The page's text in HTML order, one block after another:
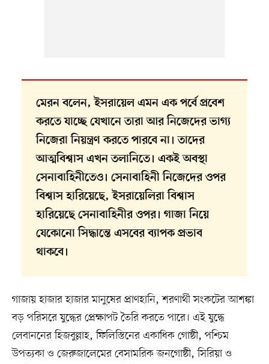
মেরন বলেন, ইসরায়েল এমন এক পর্বে প্রবেশ
করতে যাচ্ছে যেখানে তারা আর নিজেদের ভাগ্য
নিজেরা নিয়ন্ত্রণ করতে পারবে না। তাদের
আত্মবিশ্বাস এখন তলানিতে। একই অবস্থা
সেনাবাহিনীতেও। সেনাবাহিনী নিজেদের ওপর
বিশ্বাস হারিয়েছে, ইসরায়েলিরা বিশ্বাস
হারিয়েছে সেনাবাহিনীর ওপর। গাজা নিয়ে
যেকোনো সিদ্ধান্তে এসবের ব্যাপক প্রভাব
থাকবে।
গাজায় হাজার হাজার মানুষের প্রাণহানি, শরণার্থী সংকটের আশঙ্কা
বড় পরিসরে যুদ্ধের প্রেক্ষাপট তৈরি করতে পারে। এই যুদ্ধে
লেবাননের হিজবুল্লাহ, ফিলিস্তিনের একাধিক গোষ্ঠী, পশ্চিম
উপত্যকা ও জেরুজালেমের বেসামরিক জনগোষ্ঠী, সিরিয়া ও